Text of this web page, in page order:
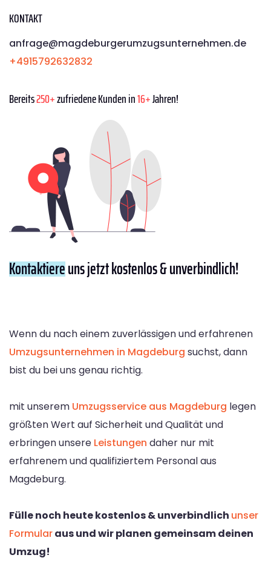
KONTAKT
anfrage@magdeburgerumzugsunternehmen.de
+4915792632832
Bereits250+zufriedene Kunden in16+Jahren!
Kontaktiereuns jetzt kostenlos & unverbindlich!
Wenn du nach einem zuverlässigen und erfahrenen
Umzugsunternehmen in Magdeburg suchst, dann
bist du bei uns genau richtig.
mit unserem Umzugsservice aus Magdeburg legen
größten Wert auf Sicherheit und Qualität und
erbringen unsere Leistungen daher nur mit
erfahrenem und qualifiziertem Personal aus
Magdeburg.
Fülle noch heute kostenlos & unverbindlich unser
Formularaus und wir planen gemeinsam deinen
Umzug!